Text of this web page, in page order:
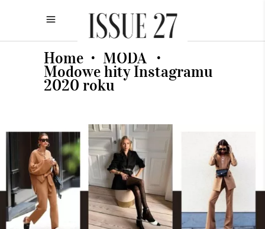
Home • MODA •
Modowe hity Instagramu
2020 roku